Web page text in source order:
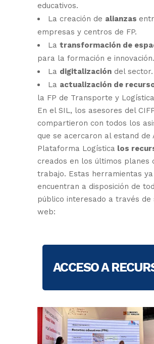
educativos.
La creación de alianzas
empresas y centros de FP.
La transformación de
para la formación e innovación.
La digitalización del sector.
La actualización de
la FP de Transporte y
En el SIL, los asesores del
compartieron con todos los
que se acercaron al estand de
Plataforma Logística los
creados en los últimos planes
trabajo. Estas herramientas ya
encuentran a disposición de
público interesado a través de
web:
ACCESO A